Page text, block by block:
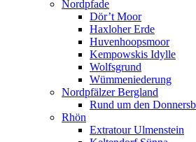
Nordpfade
Dör’t Moor
Haxloher Erde
Huvenhoopsmoor
Kempowskis Idylle
Wolfsgrund
Wümmeniederung
Nordpfälzer Bergland
Rund um den
Rhön
Extratour Ulmenstein